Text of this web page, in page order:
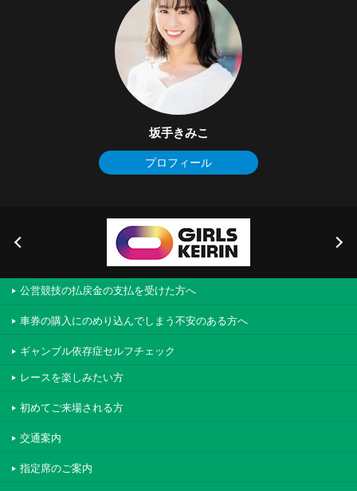
坂手きみこ
プロフィール
公営競技の払戻金の支払を受けた方へ
車券の購入にのめり込んでしまう不安のある方へ
ギャンブル依存症セルフチェック
レースを楽しみたい方
初めてご来場される方
交通案内
指定席のご案内